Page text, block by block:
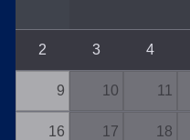
2 3 4
9 10 11
16 17 18